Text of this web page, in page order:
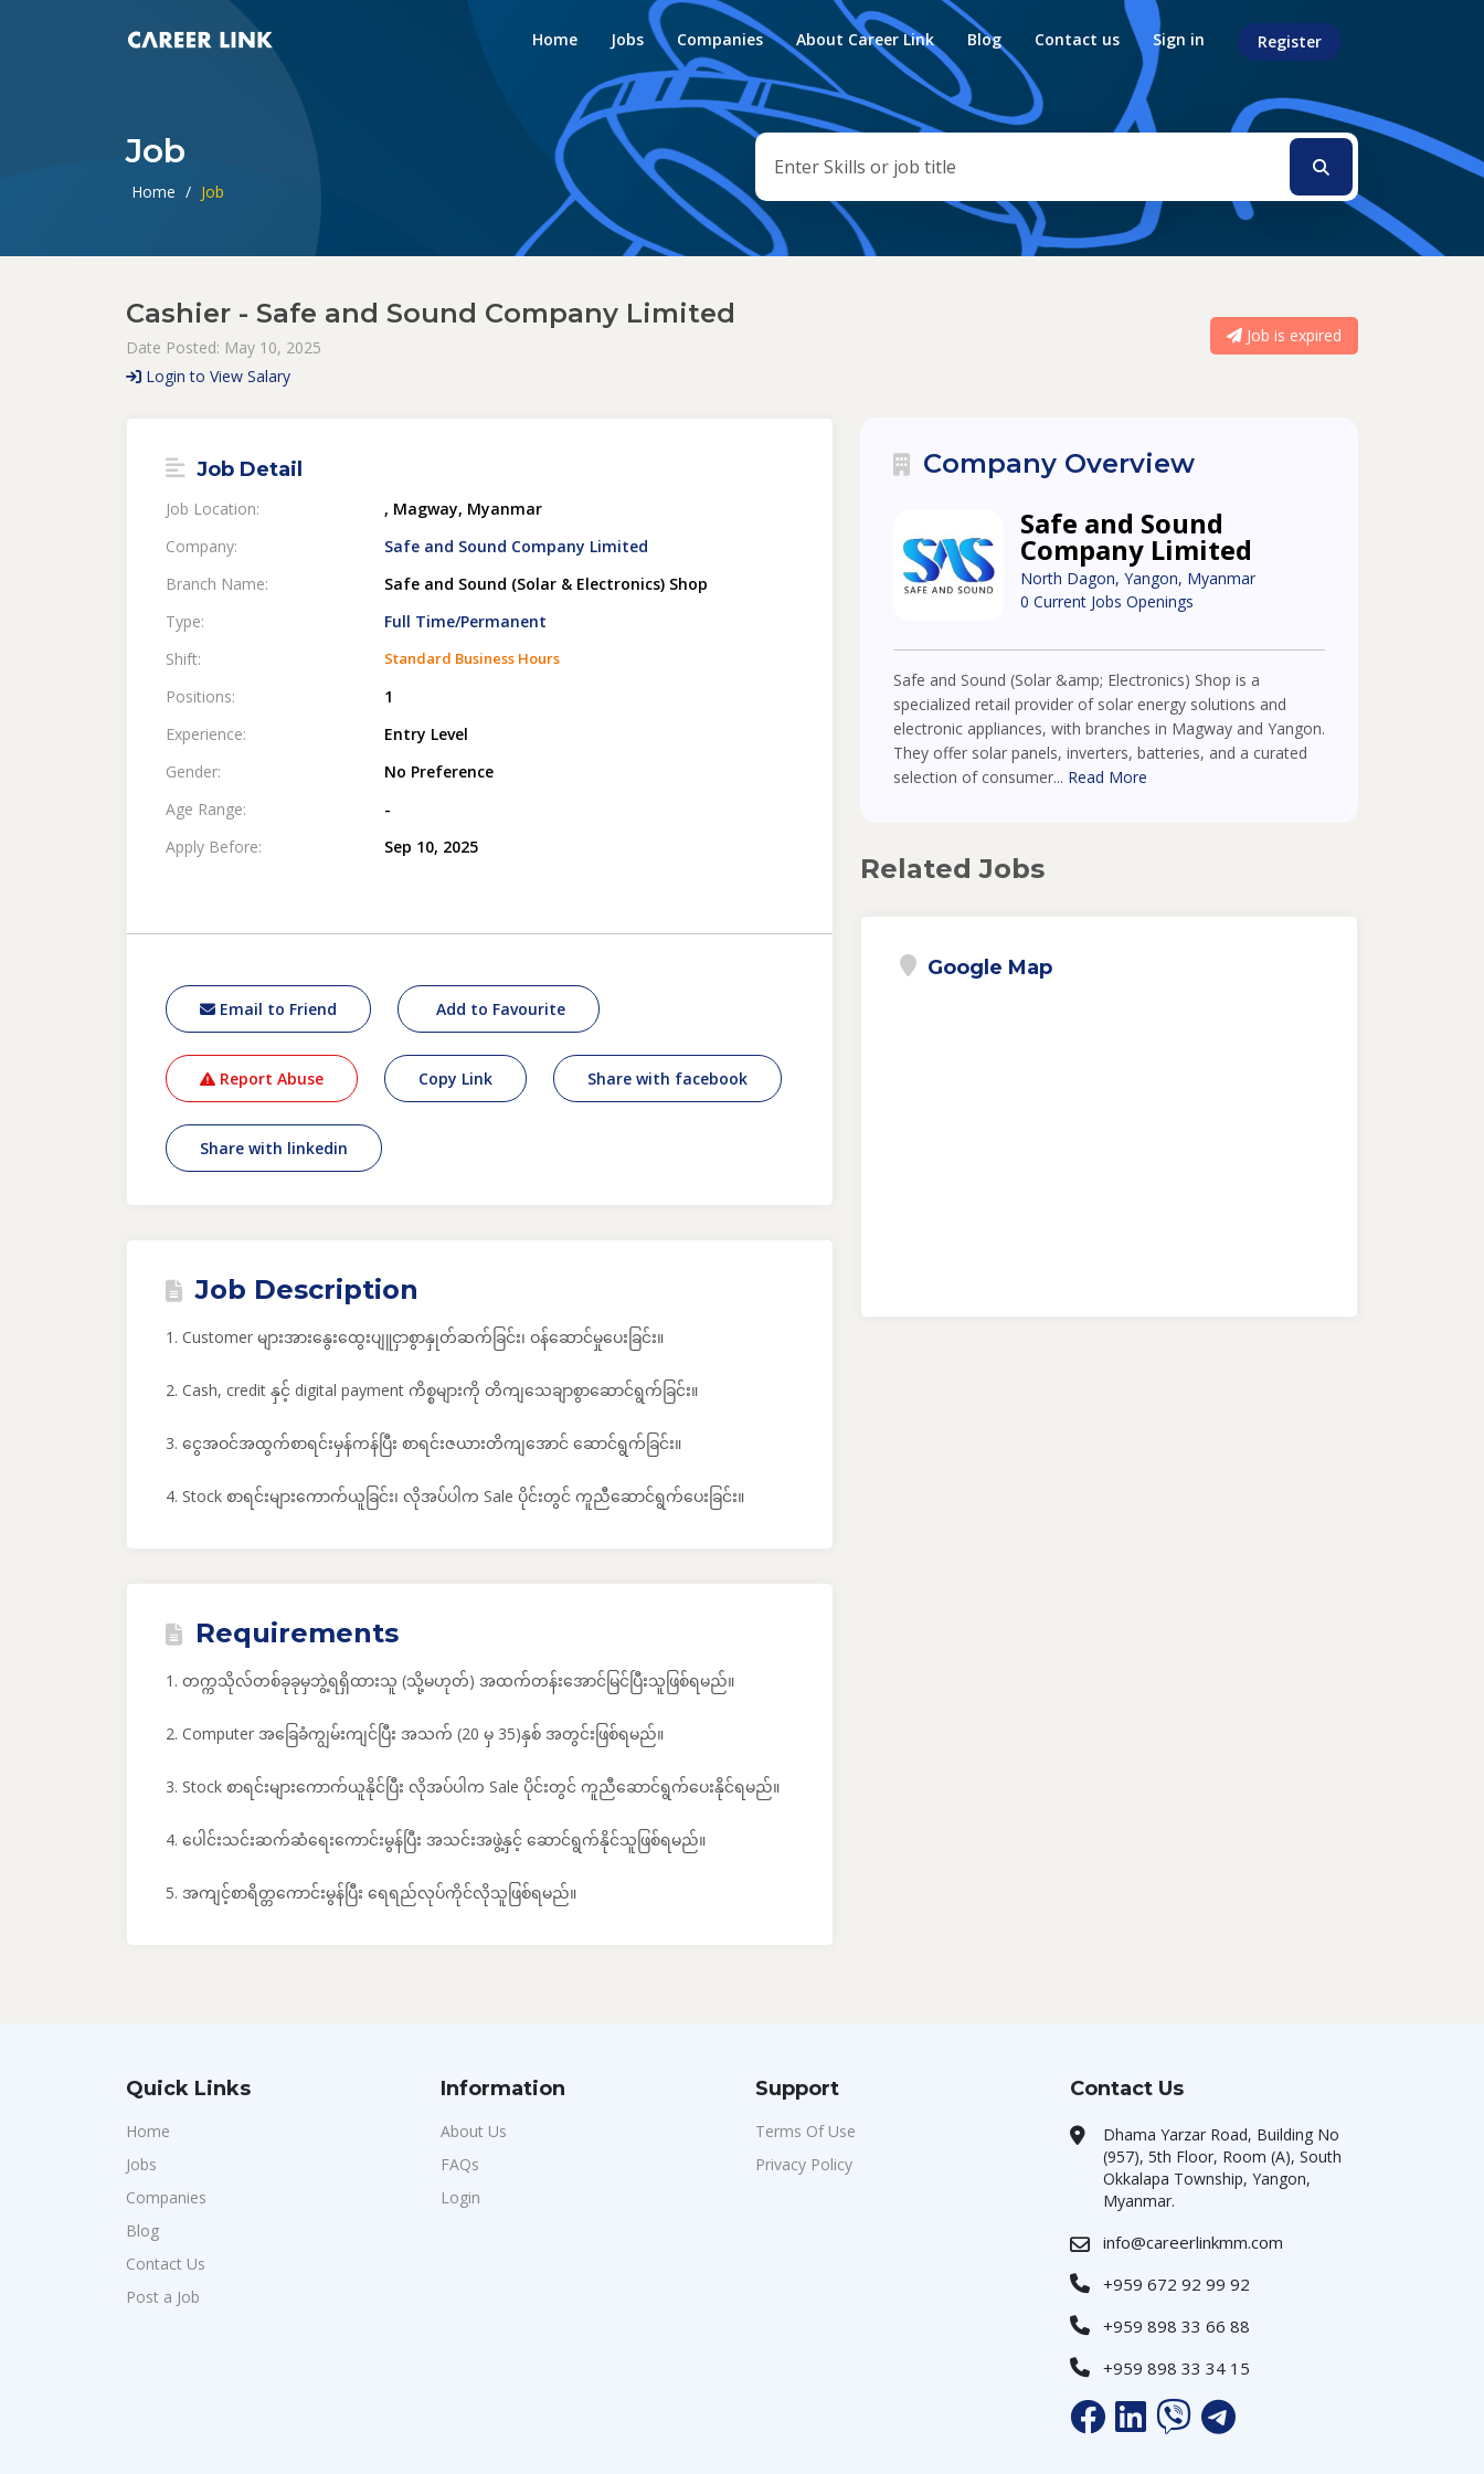
Home Jobs Companies About Career Link Blog Contact us Sign in Register
Job
Home / Job
Cashier - Safe and Sound Company Limited
Date Posted: May 10, 2025
Login to View Salary
Job is expired
Job Detail
Job Location:
, Magway, Myanmar
Company:
Safe and Sound Company Limited
Branch Name:
Safe and Sound (Solar & Electronics) Shop
Type:
Full Time/Permanent
Shift:
Standard Business Hours
Positions:
1
Experience:
Entry Level
Gender:
No Preference
Age Range:
-
Apply Before:
Sep 10, 2025
Email to Friend Add to Favourite
Report Abuse Copy Link Share with facebook
Share with linkedin
Job Description
1. Customer များအားနွေးထွေးပျူငှာစွာနှုတ်ဆက်ခြင်း၊ ဝန်ဆောင်မှုပေးခြင်း။
2. Cash, credit နှင့် digital payment ကိစ္စများကို တိကျသေချာစွာဆောင်ရွက်ခြင်း။
3. ငွေအဝင်အထွက်စာရင်းမှန်ကန်ပြီး စာရင်းဇယားတိကျအောင် ဆောင်ရွက်ခြင်း။
4. Stock စာရင်းများကောက်ယူခြင်း၊ လိုအပ်ပါက Sale ပိုင်းတွင် ကူညီဆောင်ရွက်ပေးခြင်း။
Requirements
1. တက္ကသိုလ်တစ်ခုခုမှဘွဲ့ရရှိထားသူ (သို့မဟုတ်) အထက်တန်းအောင်မြင်ပြီးသူဖြစ်ရမည်။
2. Computer အခြေခံကျွမ်းကျင်ပြီး အသက် (20 မှ 35)နှစ် အတွင်းဖြစ်ရမည်။
3. Stock စာရင်းများကောက်ယူနိုင်ပြီး လိုအပ်ပါက Sale ပိုင်းတွင် ကူညီဆောင်ရွက်ပေးနိုင်ရမည်။
4. ပေါင်းသင်းဆက်ဆံရေးကောင်းမွန်ပြီး အသင်းအဖွဲ့နှင့် ဆောင်ရွက်နိုင်သူဖြစ်ရမည်။
5. အကျင့်စာရိတ္တကောင်းမွန်ပြီး ရေရည်လုပ်ကိုင်လိုသူဖြစ်ရမည်။
Company Overview
Safe and Sound
Company Limited
North Dagon, Yangon, Myanmar
0 Current Jobs Openings
Safe and Sound (Solar &amp; Electronics) Shop is a
specialized retail provider of solar energy solutions and
electronic appliances, with branches in Magway and Yangon.
They offer solar panels, inverters, batteries, and a curated
selection of consumer... Read More
Related Jobs
Google Map
Quick Links
Home
Jobs
Companies
Blog
Contact Us
Post a Job
Information
About Us
FAQs
Login
Support
Terms Of Use
Privacy Policy
Contact Us
Dhama Yarzar Road, Building No
(957), 5th Floor, Room (A), South
Okkalapa Township, Yangon,
Myanmar.
info@careerlinkmm.com
+959 672 92 99 92
+959 898 33 66 88
+959 898 33 34 15